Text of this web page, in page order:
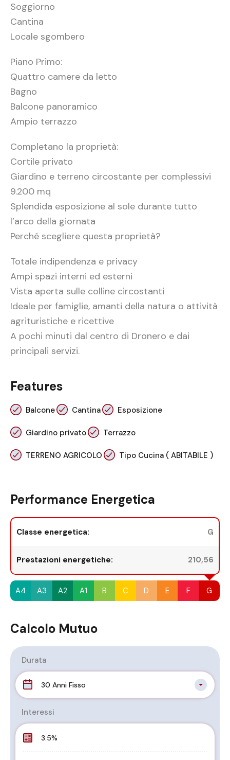
Soggiorno
Cantina
Locale sgombero
Piano Primo:
Quattro camere da letto
Bagno
Balcone panoramico
Ampio terrazzo
Completano la proprietà:
Cortile privato
Giardino e terreno circostante per complessivi
9.200 mq
Splendida esposizione al sole durante tutto
l’arco della giornata
Perché scegliere questa proprietà?
Totale indipendenza e privacy
Ampi spazi interni ed esterni
Vista aperta sulle colline circostanti
Ideale per famiglie, amanti della natura o attività
agrituristiche e ricettive
A pochi minuti dal centro di Dronero e dai
principali servizi.
Features
Balcone Cantina Esposizione
Giardino privato Terrazzo
TERRENO AGRICOLO Tipo Cucina ( ABITABILE )
Performance Energetica
Classe energetica: G
Prestazioni energetiche: 210,56
A4 A3 A2 A1 B C D E F G
Calcolo Mutuo
Durata
30 Anni Fisso
Interessi